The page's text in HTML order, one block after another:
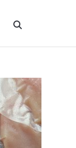
Search